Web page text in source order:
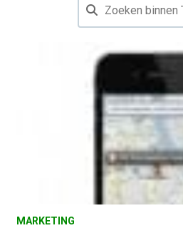
MARKETING